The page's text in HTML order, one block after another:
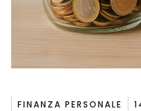
FINANZA PERSONALE